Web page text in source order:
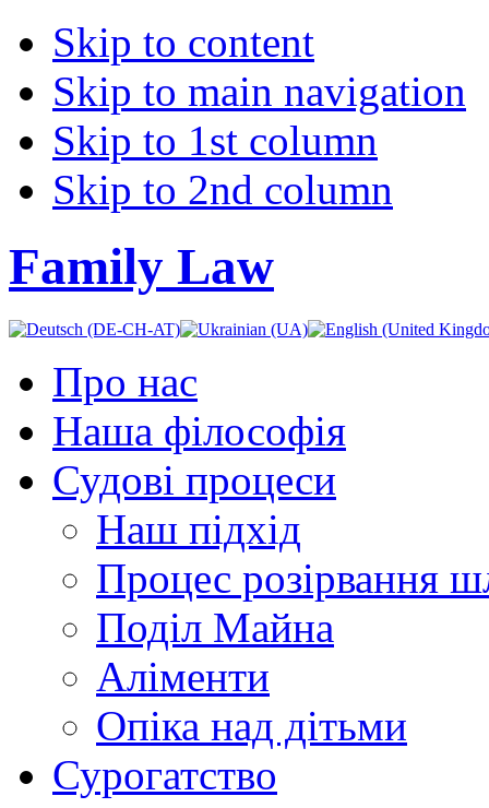
Skip to content
Skip to main navigation
Skip to 1st column
Skip to 2nd column
Family Law
Про нас
Наша філософія
Судові процеси
Наш підхід
Процес розірвання
Поділ Майна
Аліменти
Опіка над дітьми
Сурогатство